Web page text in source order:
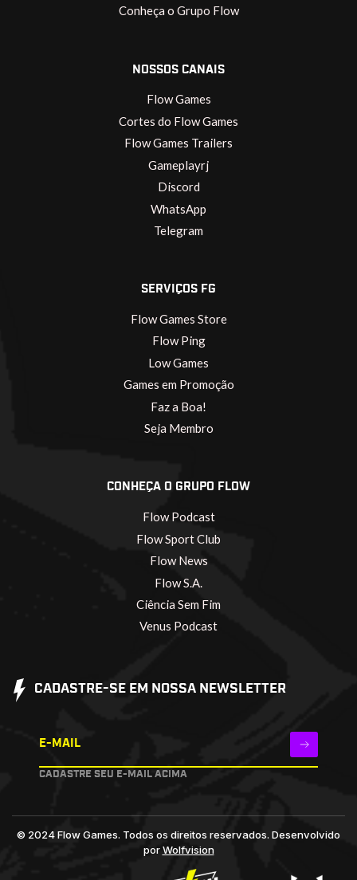
Conheça o Grupo Flow
NOSSOS CANAIS
Flow Games
Cortes do Flow Games
Flow Games Trailers
Gameplayrj
Discord
WhatsApp
Telegram
SERVIÇOS FG
Flow Games Store
Flow Ping
Low Games
Games em Promoção
Faz a Boa!
Seja Membro
CONHEÇA O GRUPO FLOW
Flow Podcast
Flow Sport Club
Flow News
Flow S.A.
Ciência Sem Fim
Venus Podcast
CADASTRE-SE EM NOSSA NEWSLETTER
E-MAIL
CADASTRE SEU E-MAIL ACIMA
© 2024 Flow Games. Todos os direitos reservados. Desenvolvido
porWolfvision